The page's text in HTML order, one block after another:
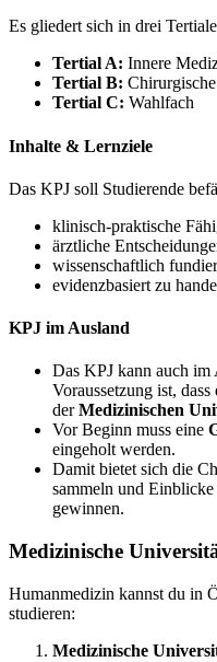
Es gliedert sich in drei
Tertial A: Innere
Tertial B:
Tertial C: Wahlfach
Inhalte & Lernziele
Das KPJ soll Studierende
klinisch-praktische
ärztliche
wissenschaftlich
evidenzbasiert zu
KPJ im Ausland
Das KPJ kann auch
Voraussetzung ist,
derMedizinischen
Vor Beginn muss eine
eingeholt werden.
Damit bietet sich die
sammeln und
gewinnen.
Medizinische
Humanmedizin kannst du in
studieren:
Medizinische